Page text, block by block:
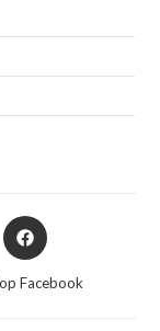
Opent
in
nieuw
Facebook